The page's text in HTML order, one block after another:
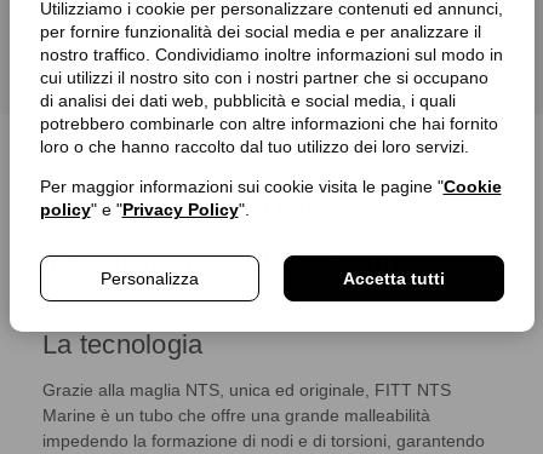
Utilizziamo i cookie per personalizzare contenuti ed annunci,
per fornire funzionalità dei social media e per analizzare il
nostro traffico. Condividiamo inoltre informazioni sul modo in
cui utilizzi il nostro sito con i nostri partner che si occupano
di analisi dei dati web, pubblicità e social media, i quali
potrebbero combinarle con altre informazioni che hai fornito
loro o che hanno raccolto dal tuo utilizzo dei loro servizi.
Per maggior informazioni sui cookie visita le pagine "Cookie
policy" e "Privacy Policy".
Personalizza Accetta tutti
FITT NTS Marine:
Tecnologia e versatilità
La tecnologia
Grazie alla maglia NTS, unica ed originale, FITT NTS
Marine è un tubo che offre una grande malleabilità
impedendo la formazione di nodi e di torsioni, garantendo